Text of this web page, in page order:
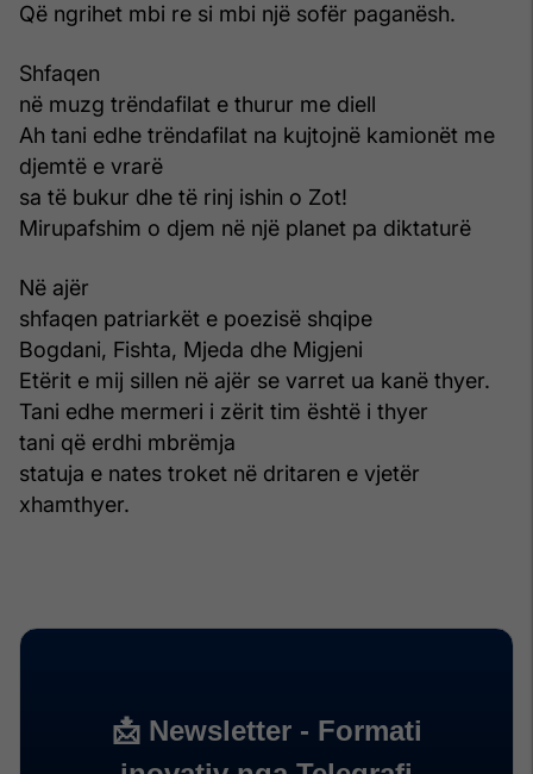
Që ngrihet mbi re si mbi një sofër paganësh.
Shfaqen
në muzg trëndafilat e thurur me diell
Ah tani edhe trëndafilat na kujtojnë kamionët me
djemtë e vrarë
sa të bukur dhe të rinj ishin o Zot!
Mirupafshim o djem në një planet pa diktaturë
Në ajër
shfaqen patriarkët e poezisë shqipe
Bogdani, Fishta, Mjeda dhe Migjeni
Etërit e mij sillen në ajër se varret ua kanë thyer.
Tani edhe mermeri i zërit tim është i thyer
tani që erdhi mbrëmja
statuja e nates troket në dritaren e vjetër
xhamthyer.